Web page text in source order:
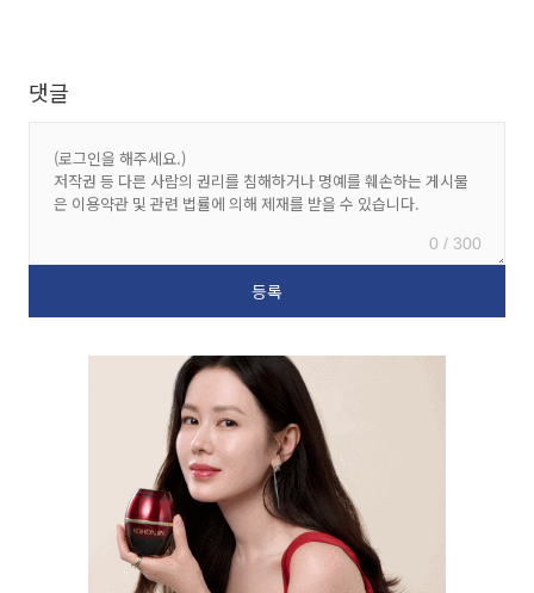
댓글
0 / 300